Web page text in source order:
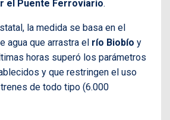
el Puente Ferroviario.
la medida se basa en el
agua que arrastra el río Biobío y
horas superó los parámetros
y que restringen el uso
de todo tipo (6.000